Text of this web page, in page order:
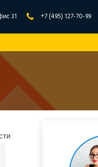
31 +7 (495) 127-70-99